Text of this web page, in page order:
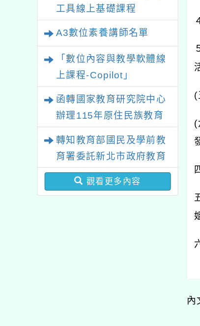
工具線上基礎課程
A3數位素養講師名單
「數位內容與教學軟體線
上課程-Copilot」
函轉國家教育研究院中心
辦理115年原住民族教育
轉知教育部國民及學前教
育署委託新北市政府教育
局辦理「115年度教師專
業成長研習實施計畫－夢
觀看更多內容
(
(
內